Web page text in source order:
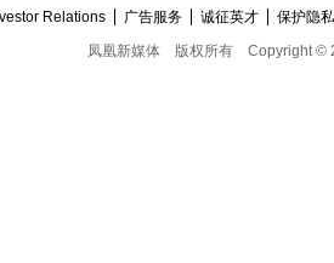
Relations 广告服务 诚征英才
保护隐
凤凰新媒体
版权所有 Copyright ©